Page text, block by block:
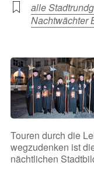
alle
Nachtwächter
Touren durch die
wegzudenken ist
nächtlichen